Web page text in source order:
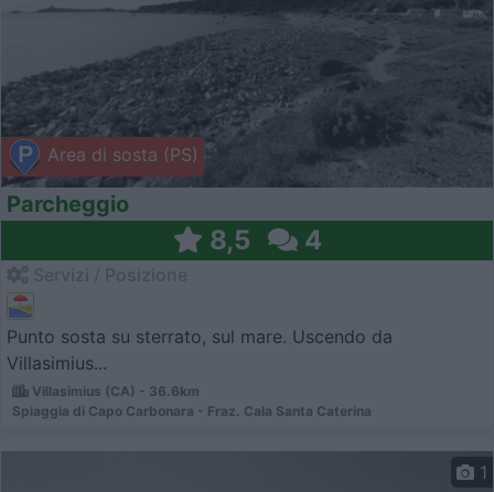
Area di sosta (PS)
Parcheggio
8,5 4
Punto sosta su sterrato, sul mare. Uscendo da
Villasimius...
Villasimius (CA) - 36.6km
Spiaggia di Capo Carbonara - Fraz. Cala Santa Caterina
1